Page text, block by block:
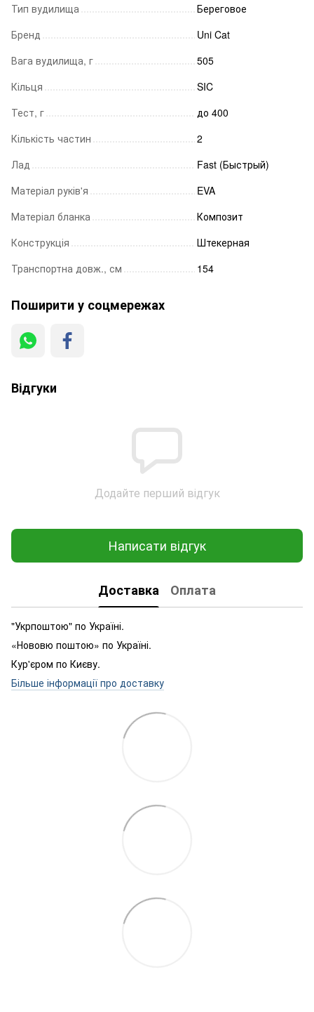
Тип вудилища
Береговое
Бренд
Uni Cat
Вага вудилища, г
505
Кільця
SIC
Тест, г
до 400
Кількість частин
2
Лад
Fast (Быстрый)
Матеріал руків'я
EVA
Матеріал бланка
Композит
Конструкція
Штекерная
Транспортна довж., см
154
Поширити у соцмережах
Відгуки
Додайте перший відгук
Написати відгук
Доставка Оплата
"Укрпоштою" по Україні.
«Нововю поштою» по Україні.
Кур'єром по Києву.
Більше інформації про доставку